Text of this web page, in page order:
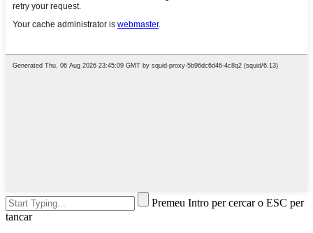
Premeu Intro per cercar o ESC per
tancar